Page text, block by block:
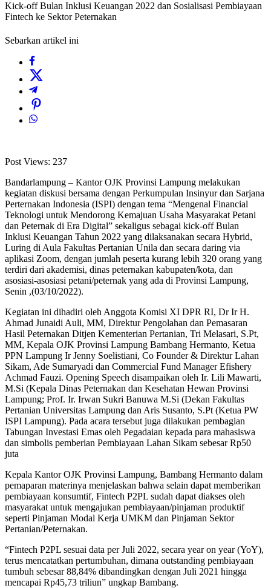
Kick-off Bulan Inklusi Keuangan 2022 dan Sosialisasi Pembiayaan
Fintech ke Sektor Peternakan
Sebarkan artikel ini
Post Views: 237
Bandarlampung – Kantor OJK Provinsi Lampung melakukan
kegiatan diskusi bersama dengan Perkumpulan Insinyur dan Sarjana
Perternakan Indonesia (ISPI) dengan tema “Mengenal Financial
Teknologi untuk Mendorong Kemajuan Usaha Masyarakat Petani
dan Peternak di Era Digital” sekaligus sebagai kick-off Bulan
Inklusi Keuangan Tahun 2022 yang dilaksanakan secara Hybrid,
Luring di Aula Fakultas Pertanian Unila dan secara daring via
aplikasi Zoom, dengan jumlah peserta kurang lebih 320 orang yang
terdiri dari akademisi, dinas peternakan kabupaten/kota, dan
asosiasi-asosiasi petani/peternak yang ada di Provinsi Lampung,
Senin ,(03/10/2022).
Kegiatan ini dihadiri oleh Anggota Komisi XI DPR RI, Dr Ir H.
Ahmad Junaidi Auli, MM, Direktur Pengolahan dan Pemasaran
Hasil Peternakan Ditjen Kementerian Pertanian, Tri Melasari, S.Pt,
MM, Kepala OJK Provinsi Lampung Bambang Hermanto, Ketua
PPN Lampung Ir Jenny Soelistiani, Co Founder & Direktur Lahan
Sikam, Ade Sumaryadi dan Commercial Fund Manager Efishery
Achmad Fauzi. Opening Speech disampaikan oleh Ir. Lili Mawarti,
M.Si (Kepala Dinas Peternakan dan Kesehatan Hewan Provinsi
Lampung; Prof. Ir. Irwan Sukri Banuwa M.Si (Dekan Fakultas
Pertanian Universitas Lampung dan Aris Susanto, S.Pt (Ketua PW
ISPI Lampung). Pada acara tersebut juga dilakukan pembagian
Tabungan Investasi Emas oleh Pegadaian kepada para mahasiswa
dan simbolis pemberian Pembiayaan Lahan Sikam sebesar Rp50
juta
Kepala Kantor OJK Provinsi Lampung, Bambang Hermanto dalam
pemaparan materinya menjelaskan bahwa selain dapat memberikan
pembiayaan konsumtif, Fintech P2PL sudah dapat diakses oleh
masyarakat untuk mengajukan pembiayaan/pinjaman produktif
seperti Pinjaman Modal Kerja UMKM dan Pinjaman Sektor
Pertanian/Peternakan.
“Fintech P2PL sesuai data per Juli 2022, secara year on year (YoY),
terus mencatatkan pertumbuhan, dimana outstanding pembiayaan
tumbuh sebesar 88,84% dibandingkan dengan Juli 2021 hingga
mencapai Rp45,73 triliun” ungkap Bambang.